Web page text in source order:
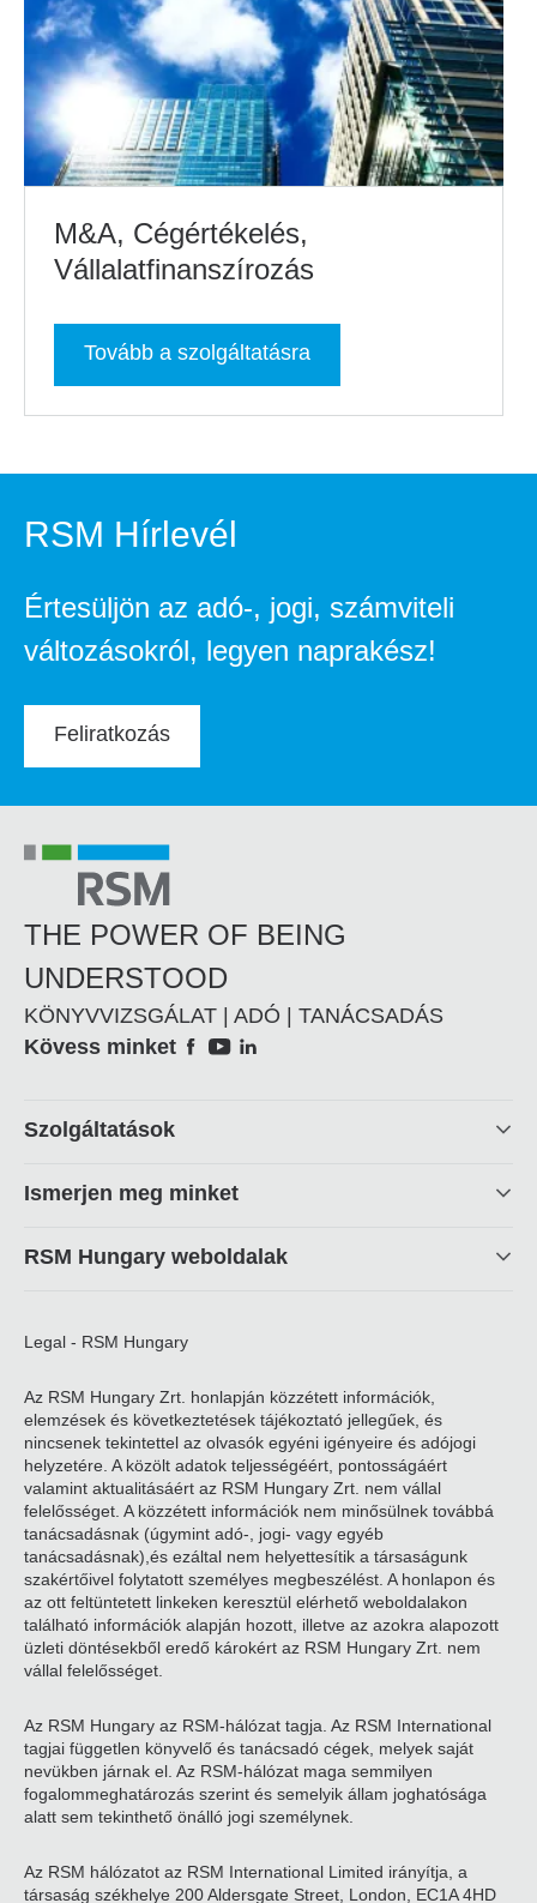
M&A, Cégértékelés,
Vállalatfinanszírozás
Tovább a szolgáltatásra
RSM Hírlevél
Értesüljön az adó-, jogi, számviteli
változásokról, legyen naprakész!
Feliratkozás
THE POWER OF BEING
UNDERSTOOD
KÖNYVVIZSGÁLAT | ADÓ | TANÁCSADÁS
Social
Kövess minket
Footer
Szolgáltatások
Ismerjen meg minket
RSM Hungary weboldalak
Legal - RSM Hungary
Az RSM Hungary Zrt. honlapján közzétett információk,
elemzések és következtetések tájékoztató jellegűek, és
nincsenek tekintettel az olvasók egyéni igényeire és adójogi
helyzetére. A közölt adatok teljességéért, pontosságáért
valamint aktualitásáért az RSM Hungary Zrt. nem vállal
felelősséget. A közzétett információk nem minősülnek továbbá
tanácsadásnak (úgymint adó-, jogi- vagy egyéb
tanácsadásnak),és ezáltal nem helyettesítik a társaságunk
szakértőivel folytatott személyes megbeszélést. A honlapon és
az ott feltüntetett linkeken keresztül elérhető weboldalakon
található információk alapján hozott, illetve az azokra alapozott
üzleti döntésekből eredő károkért az RSM Hungary Zrt. nem
vállal felelősséget.
Az RSM Hungary az RSM-hálózat tagja. Az RSM International
tagjai független könyvelő és tanácsadó cégek, melyek saját
nevükben járnak el. Az RSM-hálózat maga semmilyen
fogalommeghatározás szerint és semelyik állam joghatósága
alatt sem tekinthető önálló jogi személynek.
Az RSM hálózatot az RSM International Limited irányítja, a
társaság székhelye 200 Aldersgate Street, London, EC1A 4HD